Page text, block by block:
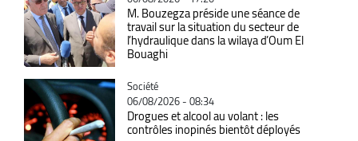
M. Bouzegza préside une séance de
travail sur la situation du secteur de
l’hydraulique dans la wilaya d’Oum El
Bouaghi
Catégorie
Société
06/08/2026 - 08:34
Drogues et alcool au volant : les
contrôles inopinés bientôt déployés